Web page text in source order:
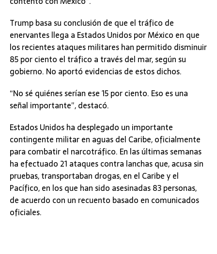
Trump basa su conclusión de que el tráfico de
enervantes llega a Estados Unidos por México en que
los recientes ataques militares han permitido disminuir
85 por ciento el tráfico a través del mar, según su
gobierno. No aportó evidencias de estos dichos.
“No sé quiénes serían ese 15 por ciento. Eso es una
señal importante”, destacó.
Estados Unidos ha desplegado un importante
contingente militar en aguas del Caribe, oficialmente
para combatir el narcotráfico. En las últimas semanas
ha efectuado 21 ataques contra lanchas que, acusa sin
pruebas, transportaban drogas, en el Caribe y el
Pacífico, en los que han sido asesinadas 83 personas,
de acuerdo con un recuento basado en comunicados
oficiales.